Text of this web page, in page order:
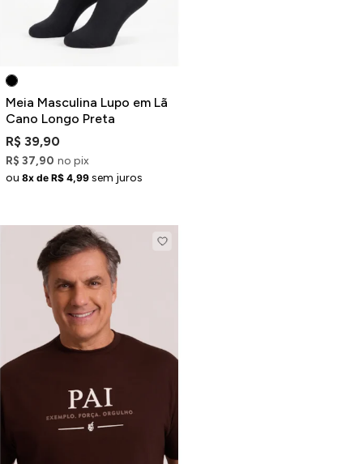
Meia Masculina Lupo em Lã
Cano Longo Preta
R$ 39,90
R$ 37,90 no pix
ou 8x de R$ 4,99 sem juros